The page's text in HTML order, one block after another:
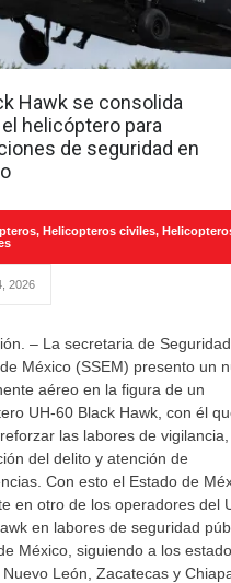
Hawk se consolida
helicóptero para
de seguridad en
, Helicopteros civiles,
2026
– La secretaria de
México (SSEM) presento un
aéreo en la figura de un
UH-60 Black Hawk, con él
las labores de vigilancia,
del delito y atención de
Con esto el Estado de
en otro de los operadores del
en labores de seguridad
México, siguiendo a los
León, Zacatecas y